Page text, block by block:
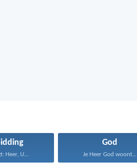
Heer, U...
God
Je Heer God woont...